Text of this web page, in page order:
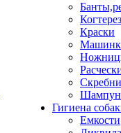
Краски
Гигиена
Емкости